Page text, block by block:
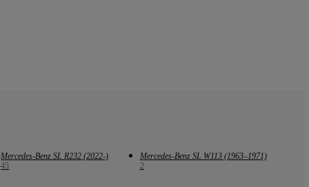
Mercedes-Benz SL R232 (2022-)
45
Mercedes-Benz SL W113 (1963–1971)
2